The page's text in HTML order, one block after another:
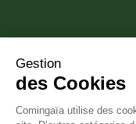
Le réseau